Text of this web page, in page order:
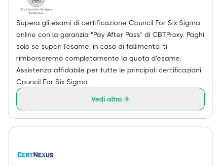
Supera gli esami di certificazione Council For Six Sigma
online con la garanzia "Pay After Pass" di CBTProxy. Paghi
solo se superi l'esame: in caso di fallimento, ti
rimborseremo completamente la quota d'esame.
Assistenza affidabile per tutte le principali certificazioni
Council For Six Sigma.
Vedi altro